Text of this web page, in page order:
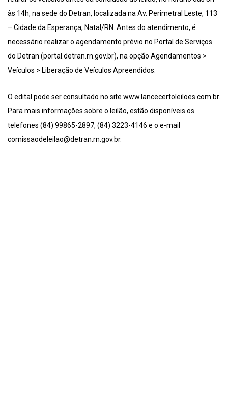
às 14h, na sede do Detran, localizada na Av. Perimetral Leste, 113
– Cidade da Esperança, Natal/RN. Antes do atendimento, é
necessário realizar o agendamento prévio no Portal de Serviços
do Detran (portal.detran.rn.gov.br), na opção Agendamentos >
Veículos > Liberação de Veículos Apreendidos.
O edital pode ser consultado no site www.lancecertoleiloes.com.br.
Para mais informações sobre o leilão, estão disponíveis os
telefones (84) 99865-2897, (84) 3223-4146 e o e-mail
comissaodeleilao@detran.rn.gov.br.